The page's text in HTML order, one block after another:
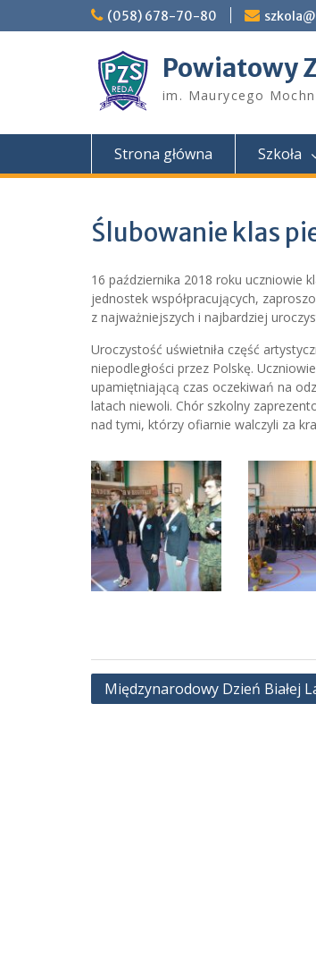
to
(058) 678-70-80
Powiatowy
im. Maurycego
Strona główna Szkoła
Ślubowanie klas
16 października 2018 roku uczniowie
jednostek współpracujących,
z najważniejszych i najbardziej
Uroczystość uświetniła część
niepodległości przez Polskę.
upamiętniającą czas oczekiwań na
latach niewoli. Chór szkolny
nad tymi, którzy ofiarnie walczyli za
Nawigacja
Międzynarodowy Dzień Białej